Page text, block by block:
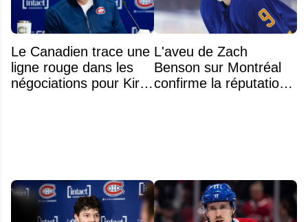
Le Canadien trace une
ligne rouge dans les
négociations pour Kirill
L'aveu de Zach
Benson sur Montréal
confirme la réputation